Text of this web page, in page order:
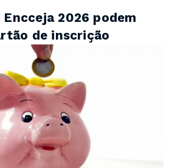
2026 podem
de inscrição